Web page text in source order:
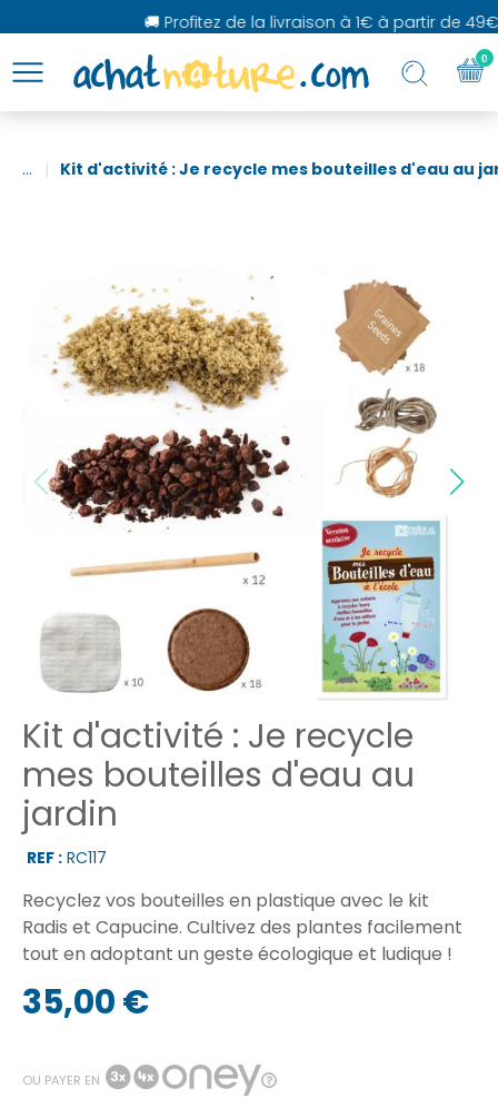
🚚 Profitez de la livraison à 1€ à partir de 49€
... Kit d'activité : Je recycle mes bouteilles d'eau au
Kit d'activité : Je recycle
mes bouteilles d'eau au
jardin
REF : RC117
Recyclez vos bouteilles en plastique avec le kit
Radis et Capucine. Cultivez des plantes facilement
tout en adoptant un geste écologique et ludique !
35,00 €
OU PAYER EN
0